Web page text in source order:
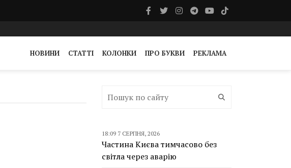
НОВИНИ СТАТТІ КОЛОНКИ ПРО БУКВИ РЕКЛАМА
18:09 7 СЕРПНЯ, 2026
Частина Києва тимчасово без
світла через аварію